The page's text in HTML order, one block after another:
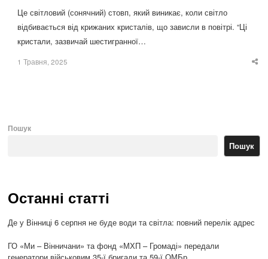
Це світловий (сонячний) стовп, який виникає, коли світло
відбивається від крижаних кристалів, що зависли в повітрі. “Ці
кристали, зазвичай шестигранної…
1 Травня, 2025
Пошук
Пошук
Останні статті
Де у Вінниці 6 серпня не буде води та світла: повний перелік адрес
ГО «Ми – Вінничани» та фонд «МХП – Громаді» передали
генератори військовим 35-ї бригади та 59-ї ОМБр